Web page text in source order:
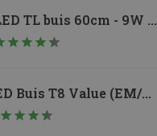
TL buis 60cm - 9W ...
Buis T8 Value (EM/...